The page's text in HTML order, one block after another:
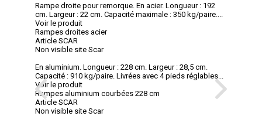
Rampe droite pour remorque. En acier. Longueur : 192
cm. Largeur : 22 cm. Capacité maximale : 350 kg/paire....
Voir le produit
Rampes droites acier
Article SCAR
Non visible site Scar
En aluminium. Longueur : 228 cm. Largeur : 28,5 cm.
Capacité : 910 kg/paire. Livrées avec 4 pieds réglables...
Voir le produit
Rampes aluminium courbées 228 cm
Article SCAR
Non visible site Scar